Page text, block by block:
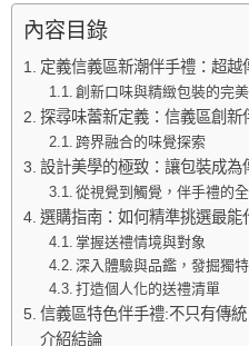
內容目錄
定義信義區新潮伴手禮：超
創新口味與精緻包裝的完
探尋味蕾新定義：信義區創
跨界融合的味覺探索
設計美學的極致：讓包裝成為
從視覺到觸覺，伴手禮的
選購指南：如何精準挑選最
掌握送禮情境與對象
深入體驗與品鑑，發掘獨
打造個人化的送禮清單
信義區特色伴手禮:不只有傳
介紹結論